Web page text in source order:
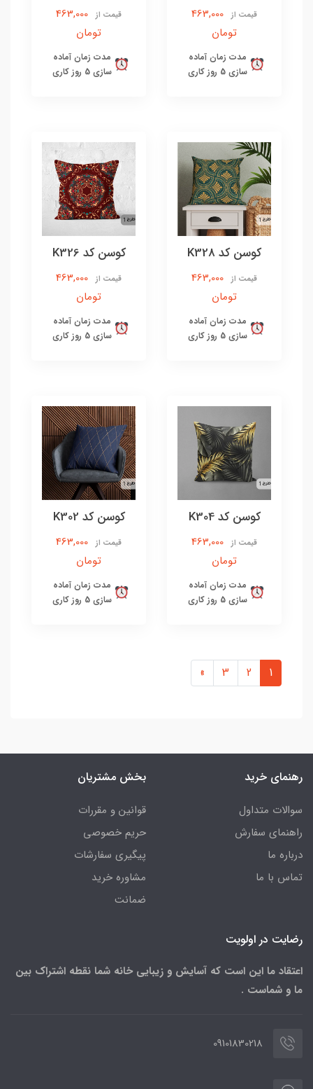
قیمت از
463,000
تومان
مدت زمان آماده
سازی 5 روز کاری
قیمت از
463,000
تومان
مدت زمان آماده
سازی 5 روز کاری
کوسن کد K328
قیمت از
463,000
تومان
مدت زمان آماده
سازی 5 روز کاری
کوسن کد K326
قیمت از
463,000
تومان
مدت زمان آماده
سازی 5 روز کاری
کوسن کد K304
قیمت از
463,000
تومان
مدت زمان آماده
سازی 5 روز کاری
کوسن کد K302
قیمت از
463,000
تومان
مدت زمان آماده
سازی 5 روز کاری
1
2
3
»
رهنمای خرید
سوالات متداول
راهنمای سفارش
درباره ما
تماس با ما
بخش مشتریان
قوانین و مقررات
حریم خصوصی
پیگیری سفارشات
مشاوره خرید
ضمانت
رضایت در اولویت
اعتقاد ما این است که آسایش و زیبایی خانه شما نقطه اشتراک بین
ما و شماست .
09101830218